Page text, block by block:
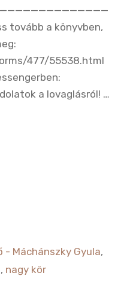
tovább a könyvben,
477/55538.html
a lovaglásról! …
- Máchánszky Gyula,
, nagy kör